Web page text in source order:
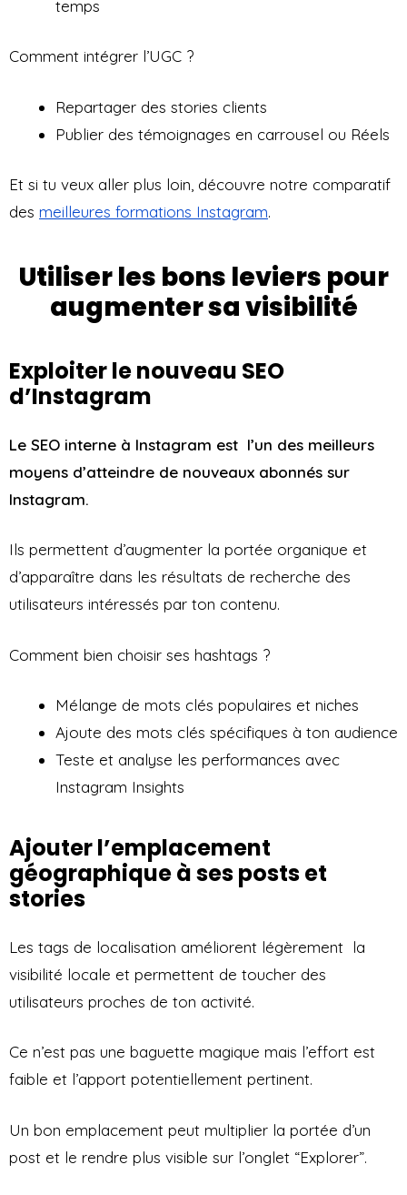
temps
Comment intégrer l’UGC ?
Repartager des stories clients
Publier des témoignages en carrousel ou Réels
Et si tu veux aller plus loin, découvre notre comparatif
des meilleures formations Instagram.
Utiliser les bons leviers pour
augmenter sa visibilité
Exploiter le nouveau SEO
d’Instagram
Le SEO interne à Instagram est l’un des meilleurs
moyens d’atteindre de nouveaux abonnés sur
Instagram.
Ils permettent d’augmenter la portée organique et
d’apparaître dans les résultats de recherche des
utilisateurs intéressés par ton contenu.
Comment bien choisir ses hashtags ?
Mélange de mots clés populaires et niches
Ajoute des mots clés spécifiques à ton audience
Teste et analyse les performances avec
Instagram Insights
Ajouter l’emplacement
géographique à ses posts et
stories
Les tags de localisation améliorent légèrement la
visibilité locale et permettent de toucher des
utilisateurs proches de ton activité.
Ce n’est pas une baguette magique mais l’effort est
faible et l’apport potentiellement pertinent.
Un bon emplacement peut multiplier la portée d’un
post et le rendre plus visible sur l’onglet “Explorer”.